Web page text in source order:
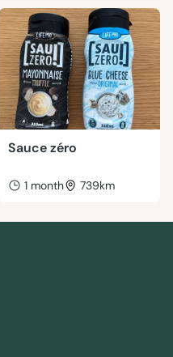
Sauce zéro
1 month 739km